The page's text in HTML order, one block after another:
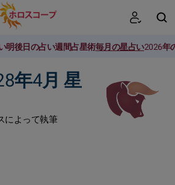
明後日の占い週間占星術毎月の星占い2026年
年4月 星
によって執筆